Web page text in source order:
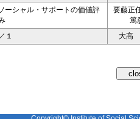
ーシャル・サポートの価値評
要藤正
篤
１
大高